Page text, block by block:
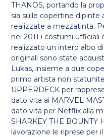
THANOS, portando la
sia sulle copertine dipinte
realizzate a mezzatinta.
nel 2011 i costumi ufficiali
realizzato un intero albo
originali sono state
Lukas, insieme a due
primo artista non
UPPERDECK per
dato vita ai MARVEL
dato vita per Netflix alla
SHARKEY THE BOUNTY
lavorazione le riprese per